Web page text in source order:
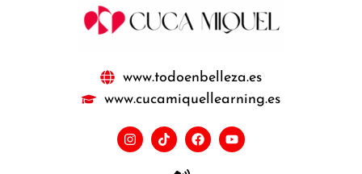
www.todoenbelleza.es
www.cucamiquellearning.es